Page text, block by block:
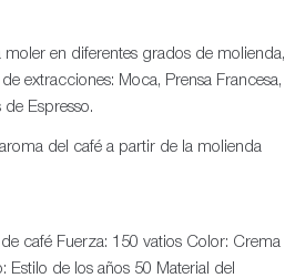
moler en diferentes grados de molienda,
extracciones: Moca, Prensa Francesa,
Espresso.
del café a partir de la molienda
café Fuerza: 150 vatios Color: Crema
Estilo de los años 50 Material del